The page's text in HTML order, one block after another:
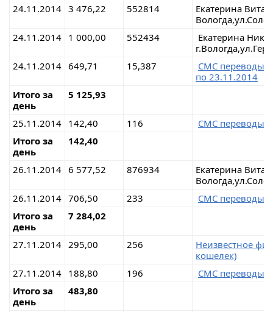
24.11.2014 3 476,22 552814
Екатерина
24.11.2014
1 000,00 552434
Екатерина
24.11.2014 649,71 15,387
СМС
по 23.11.2014
Итого за
день
5 125,93
25.11.2014 142,40 116
СМС
Итого за
день
142,40
26.11.2014 6 577,52 876934
Екатерина
26.11.2014 706,50 233
СМС
Итого за
день
7 284,02
27.11.2014 295,00 256
Неизвестное
кошелек)
27.11.2014
188,80 196
СМС
Итого за
день
483,80